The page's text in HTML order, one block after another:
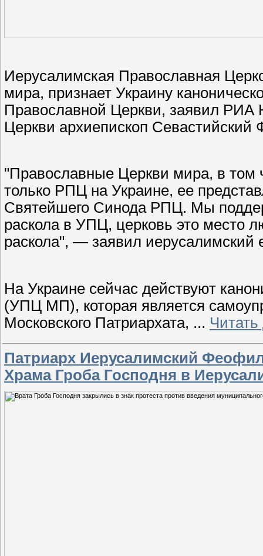
Иерусалимская Православная
мира, признает Украину
Православной Церкви, заявил РИА
Церкви архиепископ Севастийский
"Православные Церкви мира, в том
только РПЦ на Украине, ее
Святейшего Синода РПЦ. Мы
раскола в УПЦ, церковь это место
раскола", — заявил иерусалимский
На Украине сейчас действуют
(УПЦ МП), которая является
Московского Патриархата, ...
Патриарх Иерусалимский
Храма Гроба Господня в